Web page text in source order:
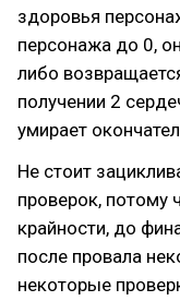
здоровья
персонажа до 0,
либо
получении 2
умирает
Не стоит
проверок, потому
крайности, до
после провала
некоторые